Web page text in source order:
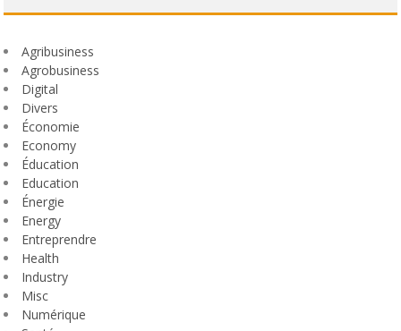
Agribusiness
Agrobusiness
Digital
Divers
Économie
Economy
Éducation
Education
Énergie
Energy
Entreprendre
Health
Industry
Misc
Numérique